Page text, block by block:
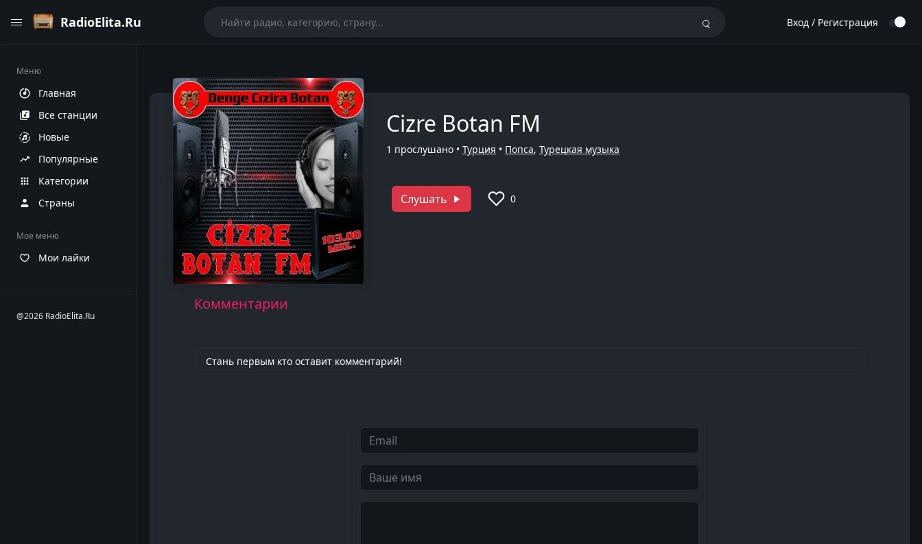
RadioElita.Ru Вход / Регистрация
Меню
Главная
Все станции
Новые
Популярные
Категории
Страны
Мое меню
Мои лайки
@2026 RadioElita.Ru
Cizre Botan FM
1 прослушано • Турция • Попса, Турецкая музыка
Слушать 0
Комментарии
Стань первым кто оставит комментарий!